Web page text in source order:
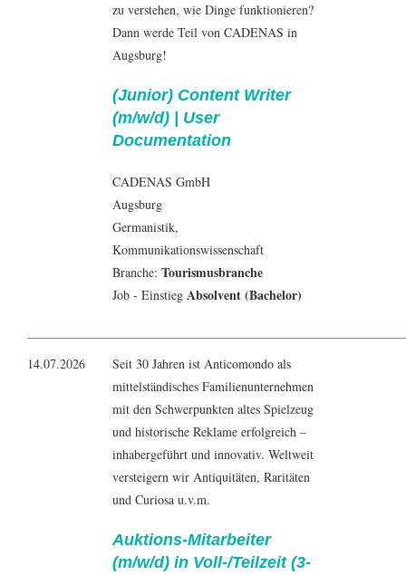
zu verstehen, wie Dinge funktionieren?
Dann werde Teil von CADENAS in
Augsburg!
(Junior) Content Writer
(m/w/d) | User
Documentation
CADENAS GmbH
Augsburg
Germanistik,
Kommunikationswissenschaft
Branche: Tourismusbranche
Job - Einstieg Absolvent (Bachelor)
14.07.2026
Seit 30 Jahren ist Anticomondo als
mittelständisches Familienunternehmen
mit den Schwerpunkten altes Spielzeug
und historische Reklame erfolgreich –
inhabergeführt und innovativ. Weltweit
versteigern wir Antiquitäten, Raritäten
und Curiosa u.v.m.
Auktions-Mitarbeiter
(m/w/d) in Voll-/Teilzeit (3-